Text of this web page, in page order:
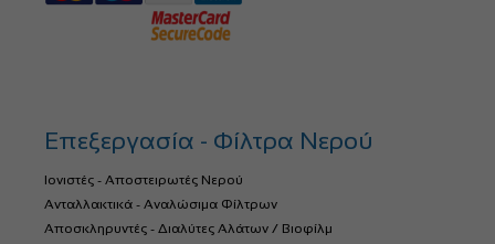
Επεξεργασία - Φίλτρα Νερού
Ιονιστές - Αποστειρωτές Νερού
Ανταλλακτικά - Αναλώσιμα Φίλτρων
Αποσκληρυντές - Διαλύτες Αλάτων / Βιοφίλμ